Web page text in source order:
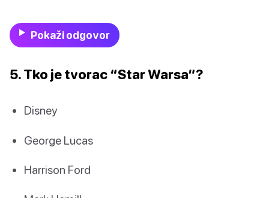
Pokaži odgovor
5. Tko je tvorac “Star Warsa”?
Disney
George Lucas
Harrison Ford